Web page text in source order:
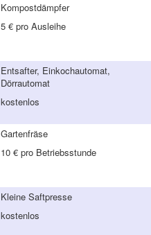
Kompostdämpfer
5 € pro Ausleihe
Entsafter, Einkochautomat,
Dörrautomat
kostenlos
Gartenfräse
10 € pro Betriebsstunde
Kleine Saftpresse
kostenlos